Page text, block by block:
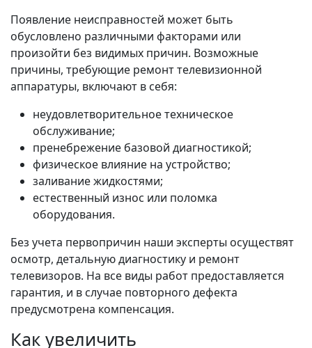
Появление неисправностей может быть
обусловлено различными факторами или
произойти без видимых причин. Возможные
причины, требующие ремонт телевизионной
аппаратуры, включают в себя:
неудовлетворительное техническое
обслуживание;
пренебрежение базовой диагностикой;
физическое влияние на устройство;
заливание жидкостями;
естественный износ или поломка
оборудования.
Без учета первопричин наши эксперты осуществят
осмотр, детальную диагностику и ремонт
телевизоров. На все виды работ предоставляется
гарантия, и в случае повторного дефекта
предусмотрена компенсация.
Как увеличить